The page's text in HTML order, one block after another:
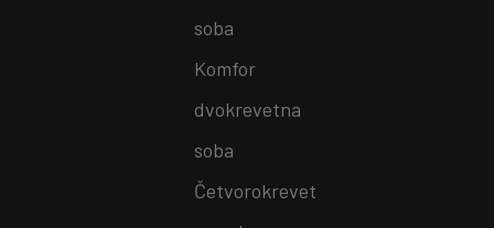
soba
Komfor
dvokrevetna
soba
Četvorokrevet